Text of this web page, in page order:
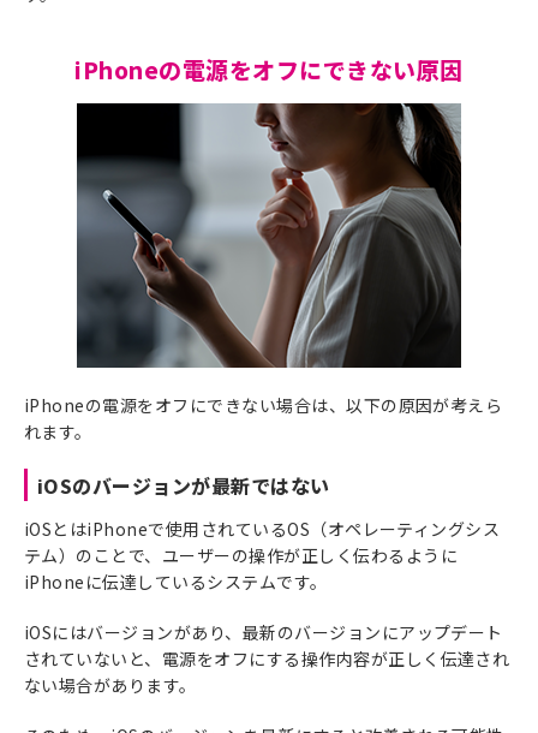
iPhoneの電源をオフにできない原因
iPhoneの電源をオフにできない場合は、以下の原因が考えら
れます。
iOSのバージョンが最新ではない
iOSとはiPhoneで使用されているOS（オペレーティングシス
テム）のことで、ユーザーの操作が正しく伝わるように
iPhoneに伝達しているシステムです。
iOSにはバージョンがあり、最新のバージョンにアップデート
されていないと、電源をオフにする操作内容が正しく伝達され
ない場合があります。